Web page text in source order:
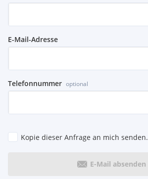
E-Mail-Adresse
Telefonnummer optional
Kopie dieser Anfrage an mich senden.
E-Mail absenden